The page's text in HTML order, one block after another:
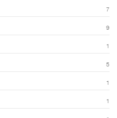
7
9
1
5
1
1